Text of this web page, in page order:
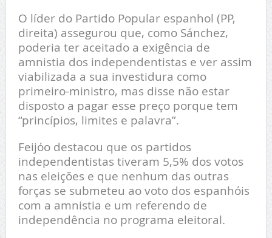
O líder do Partido Popular espanhol (PP,
direita) assegurou que, como Sánchez,
poderia ter aceitado a exigência de
amnistia dos independentistas e ver assim
viabilizada a sua investidura como
primeiro-ministro, mas disse não estar
disposto a pagar esse preço porque tem
“princípios, limites e palavra”.
Feijóo destacou que os partidos
independentistas tiveram 5,5% dos votos
nas eleições e que nenhum das outras
forças se submeteu ao voto dos espanhóis
com a amnistia e um referendo de
independência no programa eleitoral.